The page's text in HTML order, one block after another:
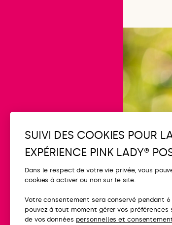
SUIVI DES COOKIES POUR
EXPÉRIENCE PINK LADY®
Dans le respect de votre vie privée, vous
cookies à activer ou non sur le site.
Votre consentement sera conservé pendant 6
pouvez à tout moment gérer vos préférences
de vos données personnelles et